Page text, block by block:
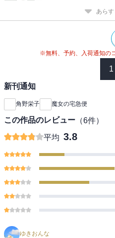
あら
※無料、予約、入荷通知の
1
新刊通知
角野栄子 魔女の宅急便
この作品のレビュー （6件）
平均 3.8
ゆきおんな